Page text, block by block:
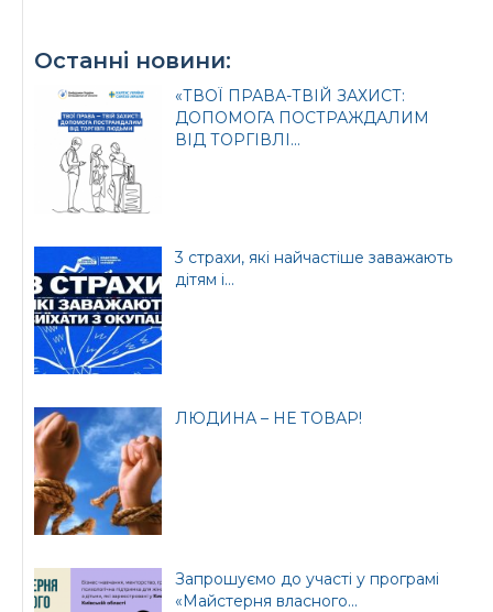
Останні новини:
«ТВОЇ ПРАВА-ТВІЙ ЗАХИСТ:
ДОПОМОГА ПОСТРАЖДАЛИМ
ВІД ТОРГІВЛІ...
3 страхи, які найчастіше заважають
дітям і...
ЛЮДИНА – НЕ ТОВАР!
Запрошуємо до участі у програмі
«Майстерня власного...